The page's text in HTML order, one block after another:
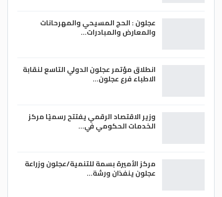
عجلون : الحج المسيحي والمهرحانات
والمعارض والمبادرات…
انطلاق مؤتمر عجلون الدولي التاسع لنقابة
الاطباء فرع عجلون…
وزير الاقتصاد الرقمي يفتتح رسميًا مركز
الخدمات الحكومي في…
مركز الأميرة بسمة للتنمية/عجلون وزراعة
عجلون ينفذان ورشة…